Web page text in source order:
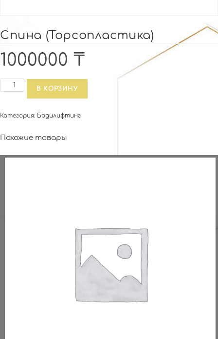
Спина (Торсопластика)
1000000 ₸
Количество
(Торсопластика)
В КОРЗИНУ
Категория: Бодилифтинг
Похожие товары